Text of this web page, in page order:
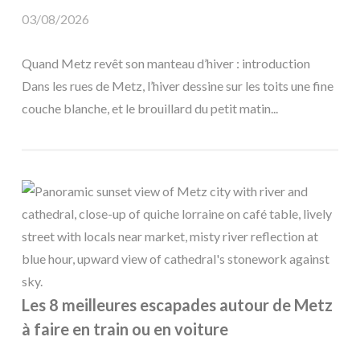
03/08/2026
Quand Metz revêt son manteau d’hiver : introduction
Dans les rues de Metz, l’hiver dessine sur les toits une fine
couche blanche, et le brouillard du petit matin...
Les 8 meilleures escapades autour de Metz
à faire en train ou en voiture